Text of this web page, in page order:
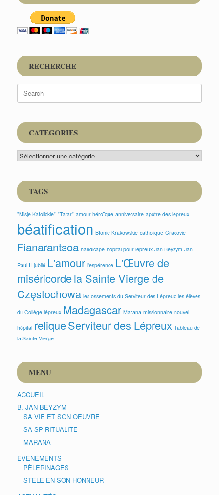
RECHERCHE
Search
for:
CATEGORIES
CATEGORIES
TAGS
"Misje Katolickie" "Tatar" amour héroïque anniversaire apôtre des lépreux
béatification Błonie Krakowskie catholique Cracovie
Fianarantsoa handicapé hôpital pour lépreux Jan Beyzym Jan
Paul II jubilé L'amour l'espérence L'Œuvre de
miséricordela Sainte Vierge de
Częstochowa les ossements du Serviteur des Lépreux les élèves
du Collège lépreux Madagascar Marana missionnaire nouvel
hôpital reliqueServiteur des Lépreux Tableau de
la Sainte Vierge
MENU
ACCUEIL
B. JAN BEYZYM
SA VIE ET SON OEUVRE
SA SPIRITUALITE
MARANA
EVENEMENTS
PÈLERINAGES
STÈLE EN SON HONNEUR